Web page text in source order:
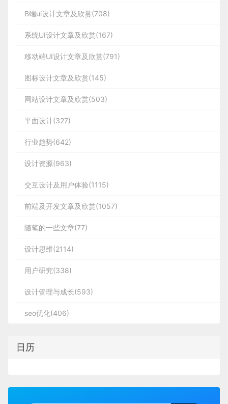
B端ui设计文章及欣赏(708)
系统UI设计文章及欣赏(167)
移动端UI设计文章及欣赏(791)
图标设计文章及欣赏(145)
网站设计文章及欣赏(503)
平面设计(327)
行业趋势(642)
设计资源(963)
交互设计及用户体验(1115)
前端及开发文章及欣赏(1057)
随笔的一些文章(77)
设计思维(2114)
用户研究(338)
设计管理与成长(593)
seo优化(406)
日历